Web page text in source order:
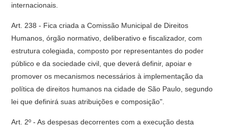
internacionais.
Art. 238 - Fica criada a Comissão Municipal de Direitos
Humanos, órgão normativo, deliberativo e fiscalizador, com
estrutura colegiada, composto por representantes do poder
público e da sociedade civil, que deverá definir, apoiar e
promover os mecanismos necessários à implementação da
política de direitos humanos na cidade de São Paulo, segundo
lei que definirá suas atribuições e composição".
Art. 2º - As despesas decorrentes com a execução desta